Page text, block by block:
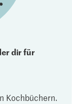
dir für
Kochbüchern.